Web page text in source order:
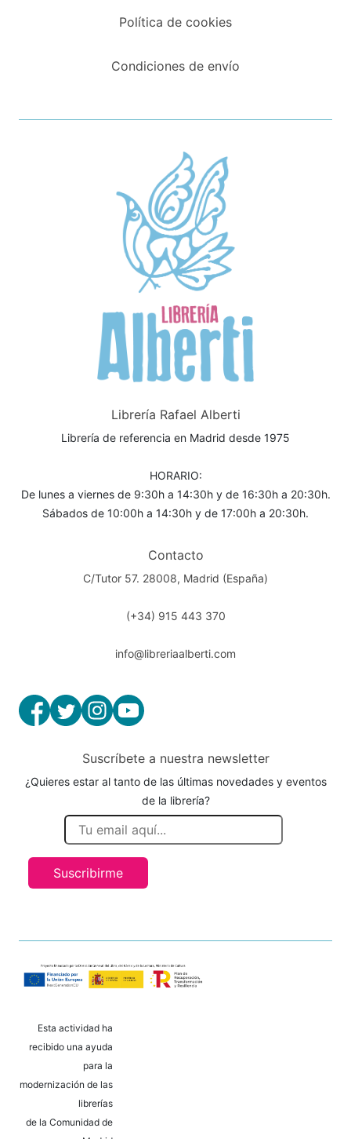
Política de cookies
Condiciones de envío
Librería Rafael Alberti
Librería de referencia en Madrid desde 1975
HORARIO:
De lunes a viernes de 9:30h a 14:30h y de 16:30h a 20:30h.
Sábados de 10:00h a 14:30h y de 17:00h a 20:30h.
Contacto
C/Tutor 57. 28008, Madrid (España)
(+34) 915 443 370
info@libreriaalberti.com
Suscríbete a nuestra newsletter
¿Quieres estar al tanto de las últimas novedades y eventos
de la librería?
Suscribirme
Esta actividad ha
recibido una ayuda
para la
modernización de las
librerías
de la Comunidad de